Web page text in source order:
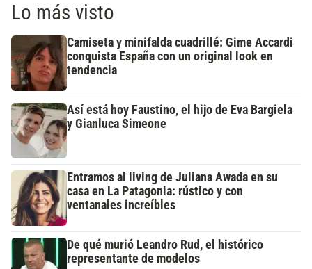
Lo más visto
Camiseta y minifalda cuadrillé: Gime Accardi
conquista España con un original look en
tendencia
Así está hoy Faustino, el hijo de Eva Bargiela
y Gianluca Simeone
Entramos al living de Juliana Awada en su
casa en La Patagonia: rústico y con
ventanales increíbles
De qué murió Leandro Rud, el histórico
representante de modelos